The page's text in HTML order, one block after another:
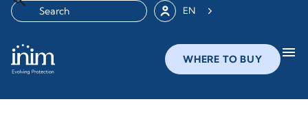
EN
WHERE TO BUY menu